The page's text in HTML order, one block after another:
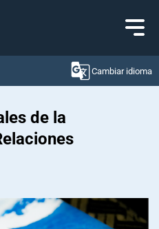
contenido
Cambiar idioma
de la